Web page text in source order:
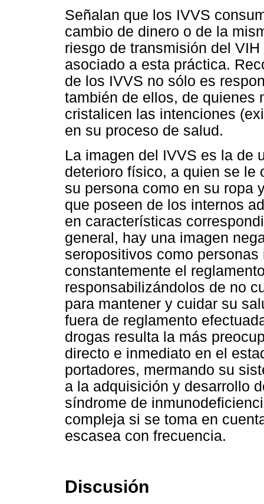
Señalan que los IVVS
cambio de dinero o de la
riesgo de transmisión del
asociado a esta práctica.
de los IVVS no sólo es
también de ellos, de quienes
cristalicen las intenciones
en su proceso de salud.
La imagen del IVVS es la de
deterioro físico, a quien se le
su persona como en su ropa
que poseen de los internos
en características
general, hay una imagen
seropositivos como
constantemente el
responsabilizándolos de no
para mantener y cuidar su
fuera de reglamento
drogas resulta la más
directo e inmediato en el
portadores, mermando su
a la adquisición y desarrollo
síndrome de
compleja si se toma en
escasea con frecuencia.
Discusión